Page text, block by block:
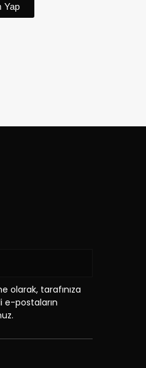
Yap
olarak, tarafınıza
e-postaların